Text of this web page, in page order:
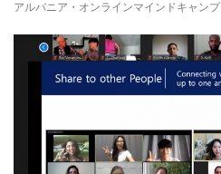
アルバニア・オンラインマインドキャンプ